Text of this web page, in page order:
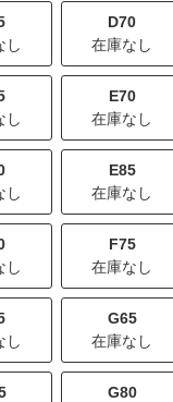
し
D70
在庫なし
し
E70
在庫なし
し
E85
在庫なし
し
F75
在庫なし
し
G65
在庫なし
G80